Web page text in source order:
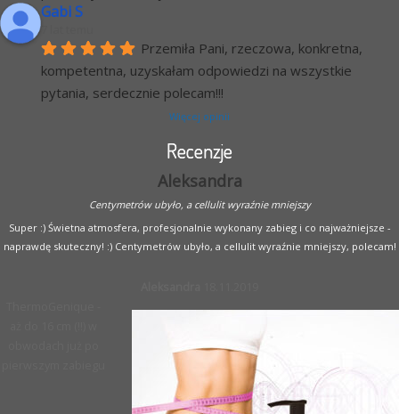
Gabi S
Przemiła Pani, rzeczowa, konkretna,
kompetentna, uzyskałam odpowiedzi na wszystkie
pytania, serdecznie polecam!!!
Więcej opinii
Recenzje
Aleksandra
Centymetrów ubyło, a cellulit wyraźnie mniejszy
Super :) Świetna atmosfera, profesjonalnie wykonany zabieg i co najważniejsze -
naprawdę skuteczny! :) Centymetrów ubyło, a cellulit wyraźnie mniejszy, polecam!